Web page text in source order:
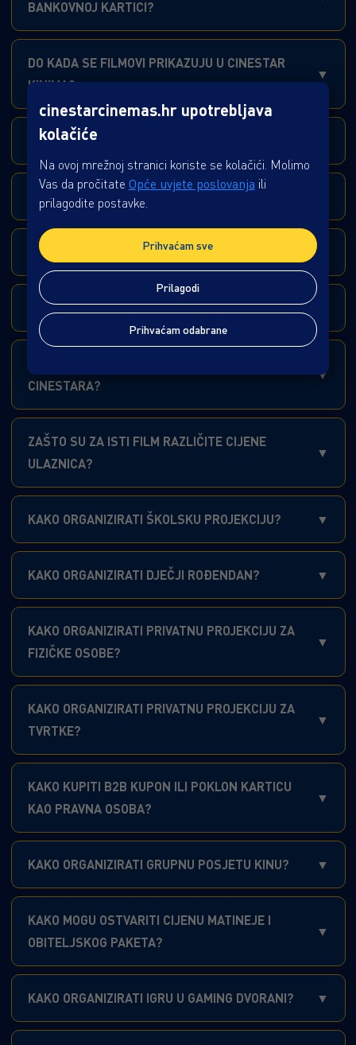
BANKOVNOJ KARTICI?
DO KADA SE FILMOVI PRIKAZUJU U CINESTAR
KINIMA?
ZAŠTO JE RASPORED VIDLJIV SAMO DO SRIJEDE?
KATEGORIZACIJA FILMOVA
KAKO KORISTITI CINESTAR E-POKLON KARTICU?
KAKO ISKORISTITI GOLD CLASS POKLON BON?
CINESTARA?
ZAŠTO SU ZA ISTI FILM RAZLIČITE CIJENE
ULAZNICA?
KAKO ORGANIZIRATI ŠKOLSKU PROJEKCIJU?
KAKO ORGANIZIRATI DJEČJI ROĐENDAN?
KAKO ORGANIZIRATI PRIVATNU PROJEKCIJU ZA
FIZIČKE OSOBE?
KAKO ORGANIZIRATI PRIVATNU PROJEKCIJU ZA
TVRTKE?
KAKO KUPITI B2B KUPON ILI POKLON KARTICU
KAO PRAVNA OSOBA?
KAKO ORGANIZIRATI GRUPNU POSJETU KINU?
KAKO MOGU OSTVARITI CIJENU MATINEJE I
OBITELJSKOG PAKETA?
KAKO ORGANIZIRATI IGRU U GAMING DVORANI?
cinestarcinemas.hr upotrebljava
kolačiće
Na ovoj mrežnoj stranici koriste se kolačići. Molimo
Vas da pročitate Opće uvjete poslovanja ili
prilagodite postavke.
Prihvaćam odabrane
Prilagodi
Prihvaćam sve